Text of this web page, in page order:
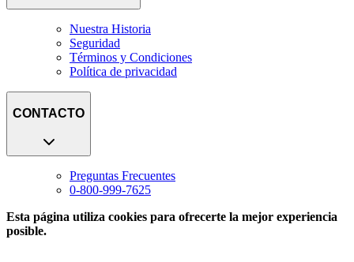
Nuestra Historia
Seguridad
Términos y Condiciones
Política de privacidad
CONTACTO
Preguntas Frecuentes
0-800-999-7625
Esta página utiliza cookies para ofrecerte la mejor experiencia
posible.